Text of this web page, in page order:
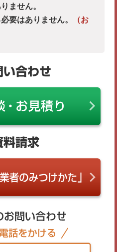
ません。
要はありません。
（お
い合わせ
料請求